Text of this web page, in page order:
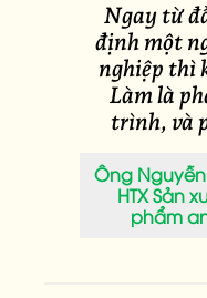
Ngaytừ
định một
nghiệp thì
Làmlà
trình, và
Ông
HTX Sản
phẩm